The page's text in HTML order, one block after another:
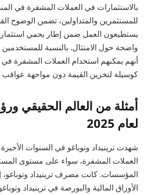
بالاستثمارات في العملات المشفرة في
للمستثمرين والمتداولين، تضمن الوضوح
يستطيعون العمل ضمن إطار يحمي
واضحة حول الامتثال. بالنسبة للمستخدمين
أنهم يمكنهم استخدام العملات المشفرة في
كوسيلة لتخزين القيمة دون مواجهة عواقب
أمثلة من العالم الحقيقي
لعام 2025
شهدت ترينيداد وتوباغو في السنوات
العملات المشفرة، سواء على مستوى
المؤسسات. كانت مصرف ترينيداد وتوباغو،
الأوراق المالية والبورصة في ترينيداد